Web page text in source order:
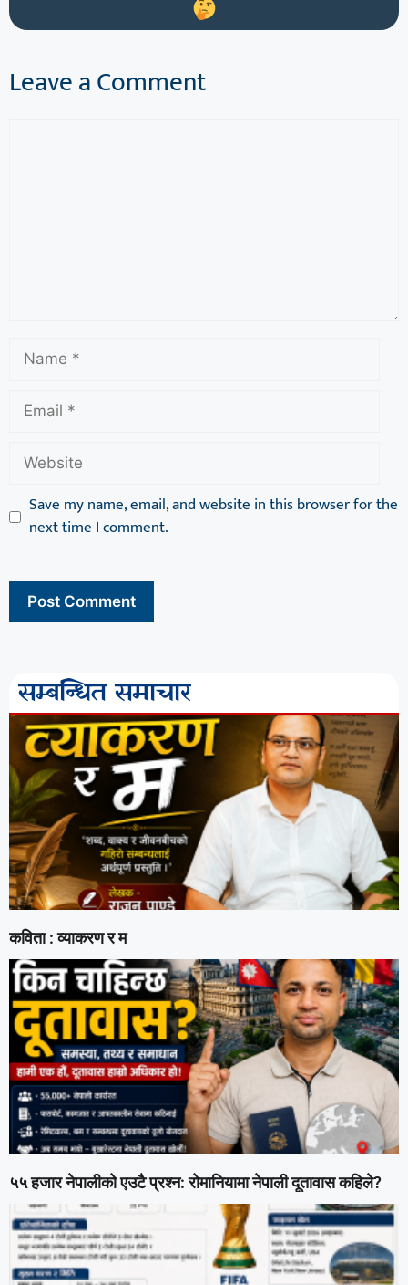
Leave a Comment
Save my name, email, and website in this browser for the
next time I comment.
सम्बन्धित समाचार
कविता : व्याकरण र म
५५ हजार नेपालीको एउटै प्रश्न: रोमानियामा नेपाली दूतावास कहिले?